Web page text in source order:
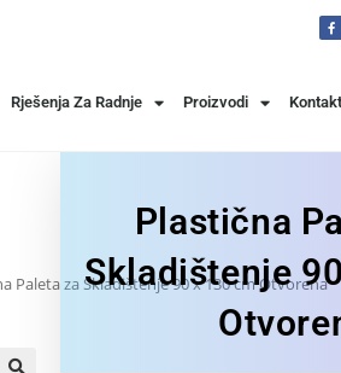
Rješenja Za Radnje Proizvodi
Paleta za Skladištenje 90 x 130 cm Otvorena
Plastična
Skladištenje